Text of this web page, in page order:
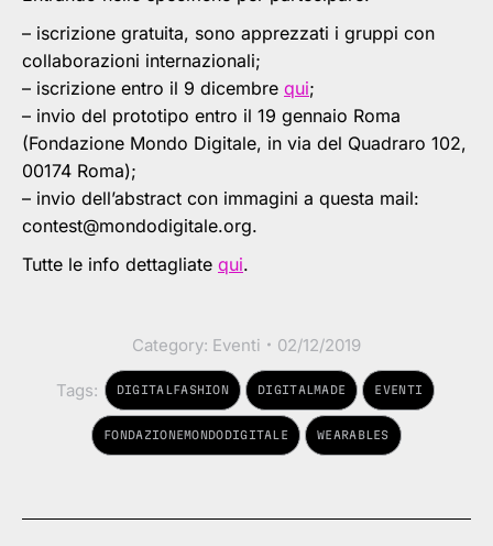
– iscrizione gratuita, sono apprezzati i gruppi con
collaborazioni internazionali;
– iscrizione entro il 9 dicembre qui;
– invio del prototipo entro il 19 gennaio Roma
(Fondazione Mondo Digitale, in via del Quadraro 102,
00174 Roma);
– invio dell’abstract con immagini a questa mail:
contest@mondodigitale.org.
Tutte le info dettagliate qui.
Category: Eventi 02/12/2019
Tags: DIGITALFASHION DIGITALMADE EVENTI
FONDAZIONEMONDODIGITALE WEARABLES